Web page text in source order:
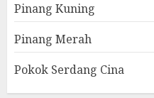
Pinang Kuning
Pinang Merah
Pokok Serdang Cina